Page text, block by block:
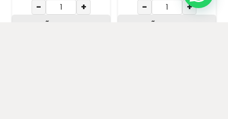
− +
AÑADIR AL
− +
AÑADIR AL